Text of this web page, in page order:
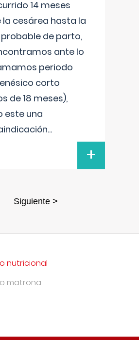
14 meses
la cesárea hasta la
de parto,
ante lo
periodo
corto
de 18 meses),
este una
...
+
Siguiente >
nutricional
matrona